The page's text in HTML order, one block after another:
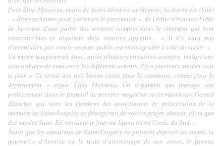
Pour Élise Massieux, maire de Saint-Maurice-de-Rémens, la donne est claire
: « Nous achetons pour préserver le patrimoine ». Et l'édile d'évacuer l'idée
de la vente d'une partie des terrains compris dans le tènement qui sont
constructibles et aiguisent déjà certains appétits… « Il n'y aura pas
d'immobilier, par contre un parc public est envisageable à côté du musée. »
Un musée qui pourrait donc, après plusieurs tentatives avortées, malgré une
concordance de vues entre les différents acteurs, il y a plusieurs années, voir
le jour. « Ce serait une très bonne chose pour la commune, comme pour le
département » argue Élise Massieux. Un argument que partage son
prédécesseur dans le fauteuil de premier magistrat saint-mauricois, Gérard
Blanchet qui, avec les membres des associations de préservation de la
mémoire de Saint-Exupéry se désespérait de voir ce projet aboutir, alors que
des musées Saint-Ex' voyaient le jour au Japon ou en Corée-du-Sud…
Avant que les amoureux de Saint-Exupéry ne puissent déposer au musée, la
gourmette d'Antoine ou le train d'atterrissage de son avion, le fameux